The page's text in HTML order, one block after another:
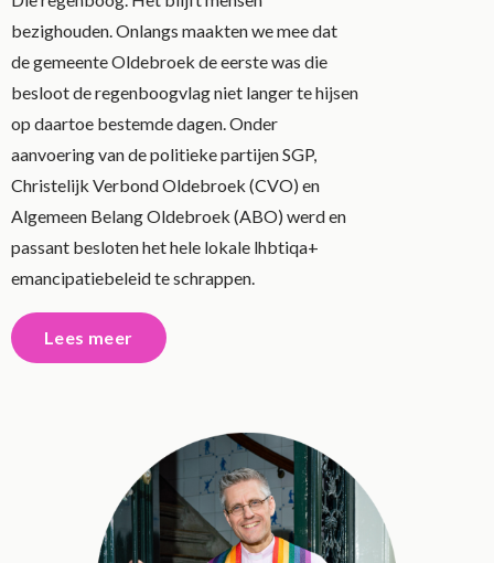
bezighouden. Onlangs maakten we mee dat
de gemeente Oldebroek de eerste was die
besloot de regenboogvlag niet langer te hijsen
op daartoe bestemde dagen. Onder
aanvoering van de politieke partijen SGP,
Christelijk Verbond Oldebroek (CVO) en
Algemeen Belang Oldebroek (ABO) werd en
passant besloten het hele lokale lhbtiqa+
emancipatiebeleid te schrappen.
Lees meer